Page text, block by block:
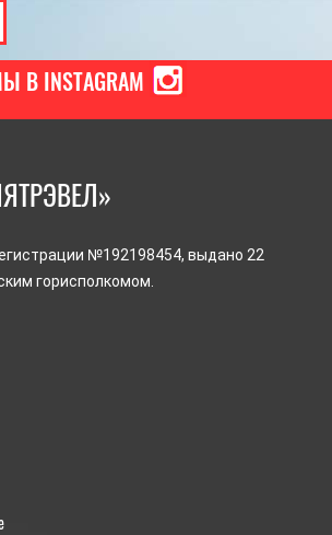
В INSTAGRAM
№192198454, выдано 22
горисполкомом.